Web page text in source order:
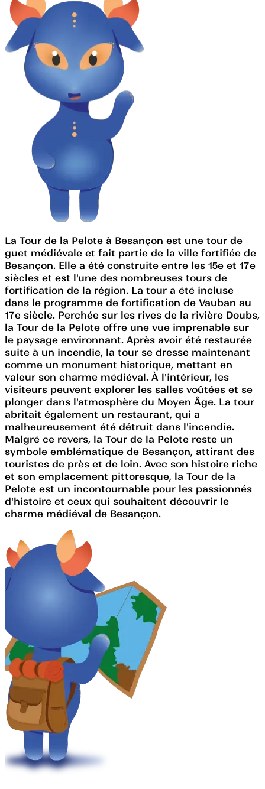
La Tour de la Pelote à Besançon est une tour de
guet médiévale et fait partie de la ville fortifiée de
Besançon. Elle a été construite entre les 15e et 17e
siècles et est l'une des nombreuses tours de
fortification de la région. La tour a été incluse
dans le programme de fortification de Vauban au
17e siècle. Perchée sur les rives de la rivière Doubs,
la Tour de la Pelote offre une vue imprenable sur
le paysage environnant. Après avoir été restaurée
suite à un incendie, la tour se dresse maintenant
comme un monument historique, mettant en
valeur son charme médiéval. À l'intérieur, les
visiteurs peuvent explorer les salles voûtées et se
plonger dans l'atmosphère du Moyen Âge. La tour
abritait également un restaurant, qui a
malheureusement été détruit dans l'incendie.
Malgré ce revers, la Tour de la Pelote reste un
symbole emblématique de Besançon, attirant des
touristes de près et de loin. Avec son histoire riche
et son emplacement pittoresque, la Tour de la
Pelote est un incontournable pour les passionnés
d'histoire et ceux qui souhaitent découvrir le
charme médiéval de Besançon.